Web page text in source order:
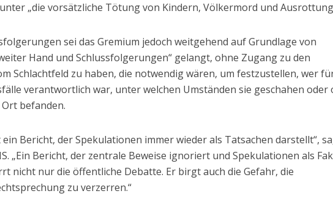
„die vorsätzliche Tötung von Kindern, Völkermord und
sei das Gremium jedoch weitgehend auf Grundlage von
Hand und Schlussfolgerungen“ gelangt, ohne Zugang zu den
Schlachtfeld zu haben, die notwendig wären, um festzustellen, wer
verantwortlich war, unter welchen Umständen sie geschahen oder
befanden.
ein Bericht, der Spekulationen immer wieder als Tatsachen darstellt“,
„Ein Bericht, der zentrale Beweise ignoriert und Spekulationen als
nicht nur die öffentliche Debatte. Er birgt auch die Gefahr, die
zu verzerren.“